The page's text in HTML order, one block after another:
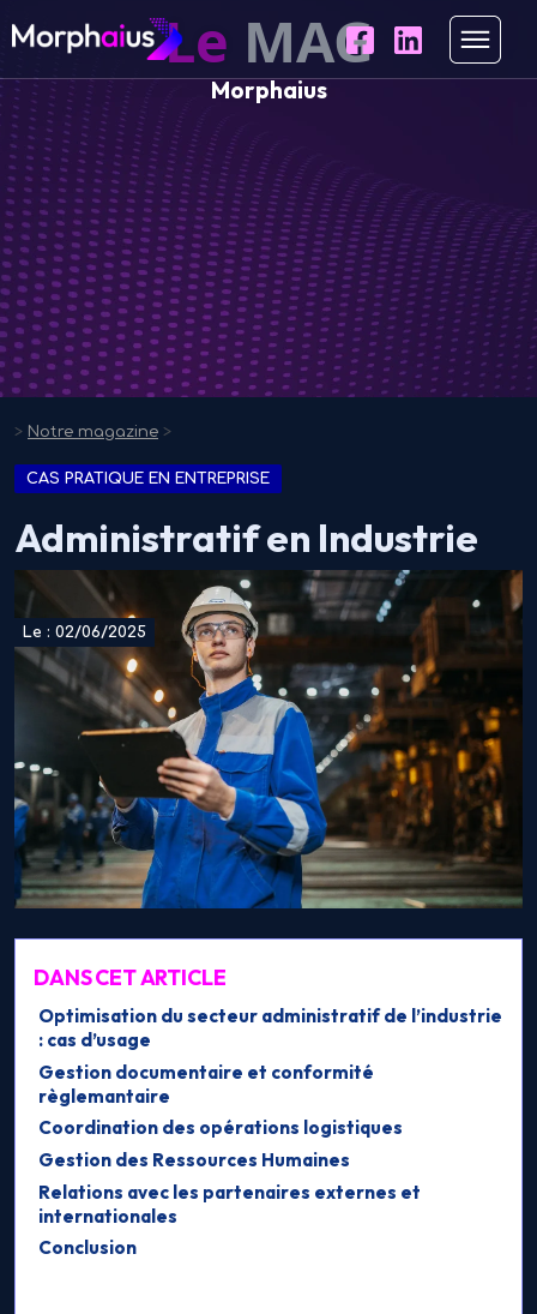
Le MAG
Morphaius
> Notre magazine >
CAS PRATIQUE EN ENTREPRISE
Administratif en Industrie
Le : 02/06/2025
DANS CET ARTICLE
Optimisation du secteur administratif de l’industrie
: cas d’usage
Gestion documentaire et conformité
règlemantaire
Coordination des opérations logistiques
Gestion des Ressources Humaines
Relations avec les partenaires externes et
internationales
Conclusion